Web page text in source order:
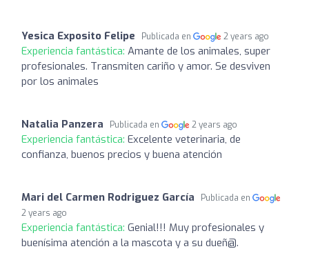
Yesica Exposito Felipe Publicada en 2 years ago
Experiencia fantástica: Amante de los animales, super
profesionales. Transmiten cariño y amor. Se desviven
por los animales
Natalia Panzera Publicada en 2 years ago
Experiencia fantástica: Excelente veterinaria, de
confianza, buenos precios y buena atención
Mari del Carmen Rodriguez García
Publicada en
2 years ago
Experiencia fantástica: Genial!!! Muy profesionales y
buenísima atención a la mascota y a su dueñ@.